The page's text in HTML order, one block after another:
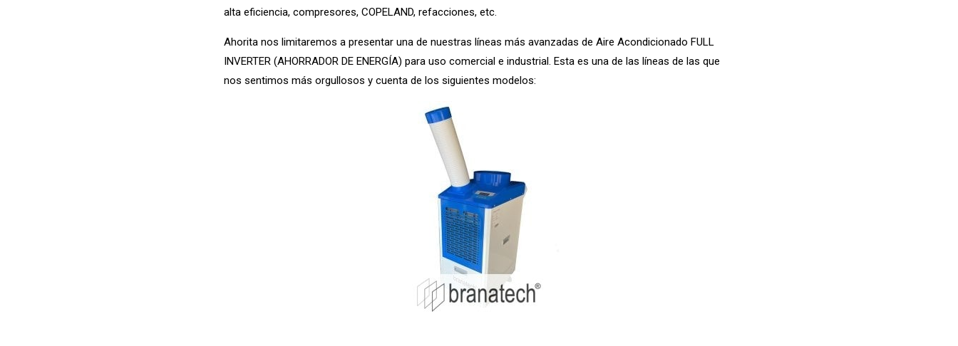
alta eficiencia, compresores, COPELAND, refacciones, etc.
Ahorita nos limitaremos a presentar una de nuestras líneas más avanzadas de Aire Acondicionado FULL
INVERTER (AHORRADOR DE ENERGÍA) para uso comercial e industrial. Esta es una de las líneas de las que
nos sentimos más orgullosos y cuenta de los siguientes modelos: